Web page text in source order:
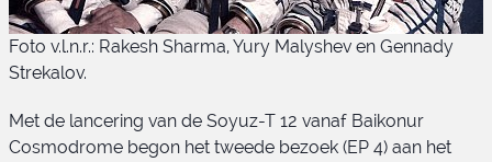
Foto v.l.n.r.: Rakesh Sharma, Yury Malyshev en Gennady
Strekalov.
Met de lancering van de Soyuz-T 12 vanaf Baikonur
Cosmodrome begon het tweede bezoek (EP 4) aan het